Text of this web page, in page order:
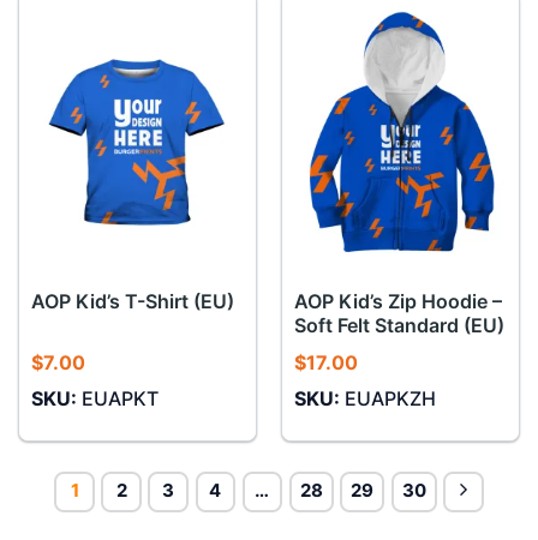
AOP Kid’s T-Shirt (EU)
$7.00
SKU: EUAPKT
AOP Kid’s Zip Hoodie –
Soft Felt Standard (EU)
$17.00
SKU: EUAPKZH
1 2 3 4 … 28 29 30